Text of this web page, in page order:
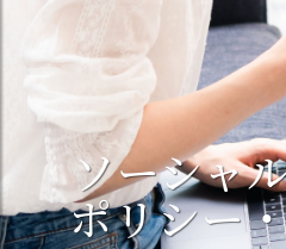
ソーシャ
ポリシー